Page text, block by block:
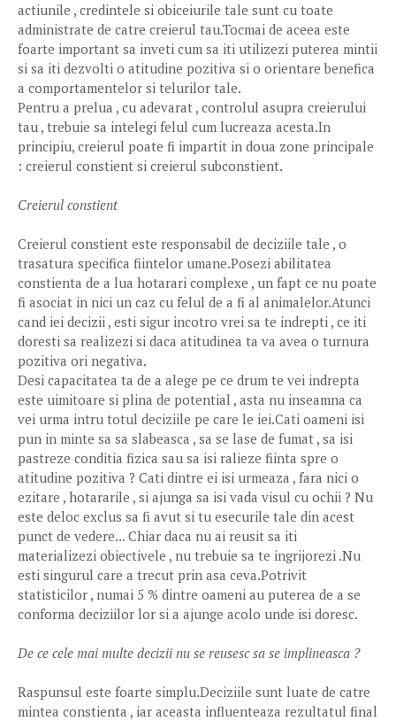
actiunile , credintele si obiceiurile tale sunt cu toate
administrate de catre creierul tau.Tocmai de aceea este
foarte important sa inveti cum sa iti utilizezi puterea mintii
si sa iti dezvolti o atitudine pozitiva si o orientare benefica
a comportamentelor si telurilor tale.
Pentru a prelua , cu adevarat , controlul asupra creierului
tau , trebuie sa intelegi felul cum lucreaza acesta.In
principiu, creierul poate fi impartit in doua zone principale
: creierul constient si creierul subconstient.
Creierul constient
Creierul constient este responsabil de deciziile tale , o
trasatura specifica fiintelor umane.Posezi abilitatea
constienta de a lua hotarari complexe , un fapt ce nu poate
fi asociat in nici un caz cu felul de a fi al animalelor.Atunci
cand iei decizii , esti sigur incotro vrei sa te indrepti , ce iti
doresti sa realizezi si daca atitudinea ta va avea o turnura
pozitiva ori negativa.
Desi capacitatea ta de a alege pe ce drum te vei indrepta
este uimitoare si plina de potential , asta nu inseamna ca
vei urma intru totul deciziile pe care le iei.Cati oameni isi
pun in minte sa sa slabeasca , sa se lase de fumat , sa isi
pastreze conditia fizica sau sa isi ralieze fiinta spre o
atitudine pozitiva ? Cati dintre ei isi urmeaza , fara nici o
ezitare , hotararile , si ajunga sa isi vada visul cu ochii ? Nu
este deloc exclus sa fi avut si tu esecurile tale din acest
punct de vedere... Chiar daca nu ai reusit sa iti
materializezi obiectivele , nu trebuie sa te ingrijorezi .Nu
esti singurul care a trecut prin asa ceva.Potrivit
statisticilor , numai 5 % dintre oameni au puterea de a se
conforma deciziilor lor si a ajunge acolo unde isi doresc.
De ce cele mai multe decizii nu se reusesc sa se implineasca ?
Raspunsul este foarte simplu.Deciziile sunt luate de catre
mintea constienta , iar aceasta influenteaza rezultatul final